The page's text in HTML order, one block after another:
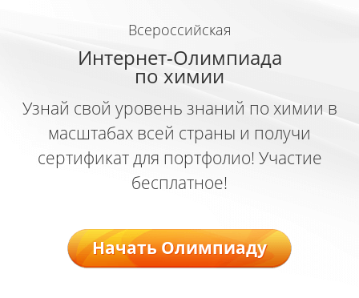
Всероссийская
Интернет-Олимпиада
по химии
Узнай свой уровень знаний по химии в
масштабах всей страны и получи
сертификат для портфолио! Участие
бесплатное!
Начать Олимпиаду